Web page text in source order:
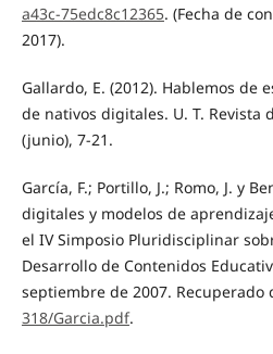
a43c-75edc8c12365. (Fecha de
2017).
Gallardo, E. (2012). Hablemos de
de nativos digitales. U. T. Revista
(junio), 7-21.
García, F.; Portillo, J.; Romo, J. y
digitales y modelos de
el IV Simposio Pluridisciplinar
Desarrollo de Contenidos
septiembre de 2007. Recuperado
318/Garcia.pdf.